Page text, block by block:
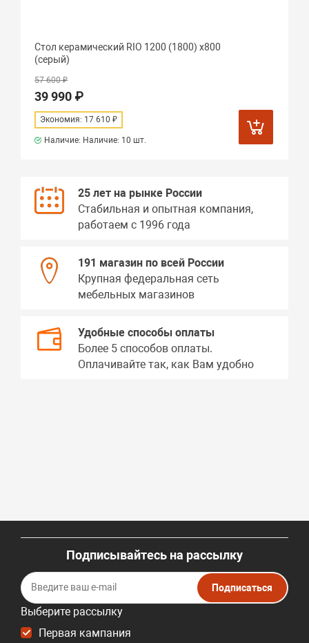
Стол керамический RIO 1200 (1800) х800
(серый)
57 600 ₽
39 990 ₽
Экономия: 17 610 ₽
Наличие: Наличие: 10 шт.
25 лет на рынке России
Стабильная и опытная компания,
работаем с 1996 года
191 магазин по всей России
Крупная федеральная сеть
мебельных магазинов
Удобные способы оплаты
Более 5 способов оплаты.
Оплачивайте так, как Вам удобно
Подписывайтесь на рассылку
Выберите рассылку
Первая кампания
Подписаться